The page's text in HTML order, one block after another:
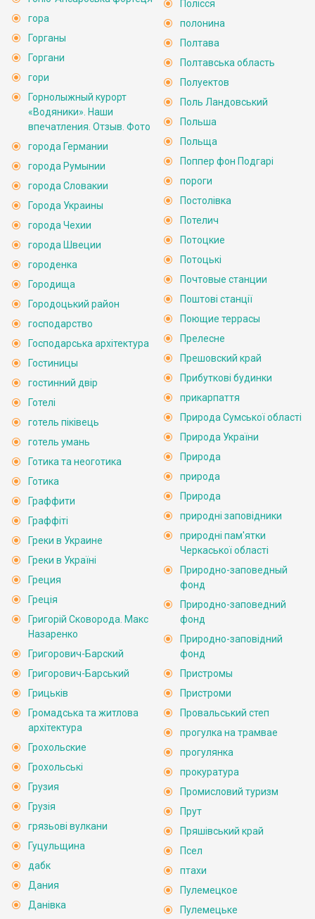
гора
Горганы
Горгани
гори
Горнолыжный курорт
«Водяники». Наши
впечатления. Отзыв. Фото
города Германии
города Румынии
города Словакии
Города Украины
города Чехии
города Швеции
городенка
Городища
Городоцький район
господарство
Господарська архітектура
Гостиницы
гостинний двір
Готелі
готель піківець
готель умань
Готика та неоготика
Готика
Граффити
Граффіті
Греки в Украине
Греки в Україні
Греция
Греція
Григорій Сковорода. Макс
Назаренко
Григорович-Барский
Григорович-Барський
Грицьків
Громадська та житлова
архітектура
Грохольские
Грохольські
Грузия
Грузія
грязьові вулкани
Гуцульщина
дабк
Дания
Данівка
Полісся
полонина
Полтава
Полтавська область
Полуектов
Поль Ландовський
Польша
Польща
Поппер фон Подгарі
пороги
Постолівка
Потелич
Потоцкие
Потоцькі
Почтовые станции
Поштові станції
Поющие террасы
Прелесне
Прешовский край
Прибуткові будинки
прикарпаття
Природа Сумської області
Природа України
Природа
природа
Природа
природні заповідники
природні пам'ятки
Черкаської області
Природно-заповедный
фонд
Природно-заповедний
фонд
Природно-заповідний
фонд
Пристромы
Пристроми
Провальський степ
прогулка на трамвае
прогулянка
прокуратура
Промисловий туризм
Прут
Пряшівський край
Псел
птахи
Пулемецкое
Пулемецьке